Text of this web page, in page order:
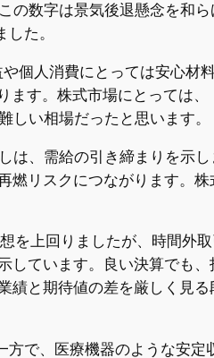
の数字は景気後退懸念を和
た。
個人消費にとっては安心材
ます。株式市場にとっては、
い相場だったと思います。
は、需給の引き締まりを示
燃リスクにつながります。株
を上回りましたが、時間外取
しています。良い決算でも、
績と期待値の差を厳しく見る
で、医療機器のような安定